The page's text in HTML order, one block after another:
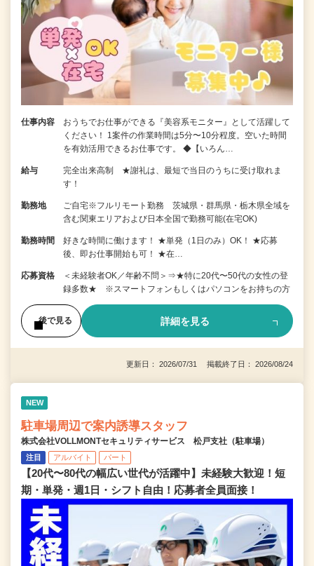
仕事内容
おうちでお仕事ができる『美容系モニター』として活躍して
ください！ 1案件の作業時間は5分〜10分程度。空いた時間
を有効活用できるお仕事です。 ◆【いろん…
給与
完全出来高制 ★謝礼は、最短で当日のうちに受け取れま
す！
勤務地
ご自宅※フルリモート勤務 茨城県・群馬県・栃木県全域を
含む関東エリアおよび日本全国で勤務可能(在宅OK)
勤務時間
好きな時間に働けます！ ★単発（1日のみ）OK！ ★応募
後、即お仕事開始も可！ ★在…
応募資格
＜未経験者OK／年齢不問＞⇒★特に20代〜50代の女性の登
録多数★ ※スマートフォンもしくはパソコンをお持ちの方
後で見る 詳細を見る
更新日： 2026/07/31 掲載終了日： 2026/08/24
NEW
駐車場周辺で案内誘導スタッフ
株式会社VOLLMONTセキュリティサービス 松戸支社（駐車場）
注目 アルバイト パート
【20代〜80代の幅広い世代が活躍中】未経験大歓迎！短
期・単発・週1日・シフト自由！応募者全員面接！